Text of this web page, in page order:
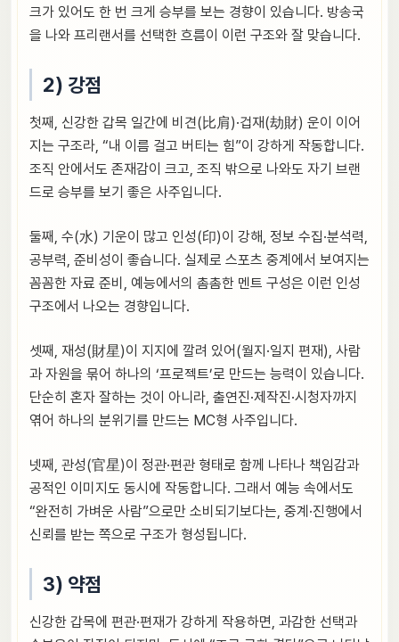
크가 있어도 한 번 크게 승부를 보는 경향이 있습니다. 방송국
을 나와 프리랜서를 선택한 흐름이 이런 구조와 잘 맞습니다.
2) 강점
첫째, 신강한 갑목 일간에 비견(比肩)·겁재(劫財) 운이 이어
지는 구조라, “내 이름 걸고 버티는 힘”이 강하게 작동합니다.
조직 안에서도 존재감이 크고, 조직 밖으로 나와도 자기 브랜
드로 승부를 보기 좋은 사주입니다.
둘째, 수(水) 기운이 많고 인성(印)이 강해, 정보 수집·분석력,
공부력, 준비성이 좋습니다. 실제로 스포츠 중계에서 보여지는
꼼꼼한 자료 준비, 예능에서의 촘촘한 멘트 구성은 이런 인성
구조에서 나오는 경향입니다.
셋째, 재성(財星)이 지지에 깔려 있어(월지·일지 편재), 사람
과 자원을 묶어 하나의 ‘프로젝트’로 만드는 능력이 있습니다.
단순히 혼자 잘하는 것이 아니라, 출연진·제작진·시청자까지
엮어 하나의 분위기를 만드는 MC형 사주입니다.
넷째, 관성(官星)이 정관·편관 형태로 함께 나타나 책임감과
공적인 이미지도 동시에 작동합니다. 그래서 예능 속에서도
“완전히 가벼운 사람”으로만 소비되기보다는, 중계·진행에서
신뢰를 받는 쪽으로 구조가 형성됩니다.
3) 약점
신강한 갑목에 편관·편재가 강하게 작용하면, 과감한 선택과